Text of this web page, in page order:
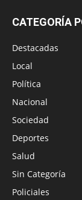
CATEGORÍA
Destacadas
Local
Política
Nacional
Sociedad
Deportes
Salud
Sin Categoría
Policiales